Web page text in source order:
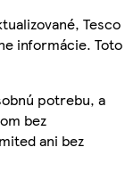
Tesco
informácie. Toto
potrebu, a
bez
ani bez